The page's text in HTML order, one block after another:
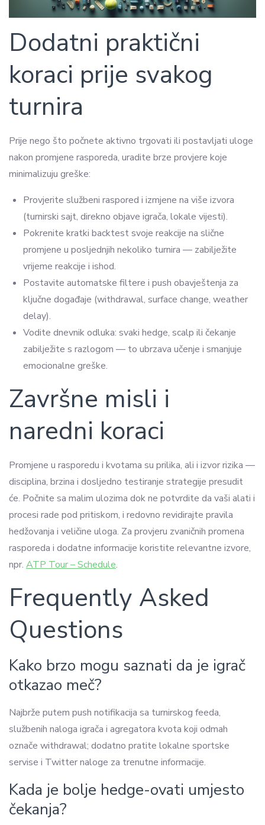
Dodatni praktični
koraci prije svakog
turnira
Prije nego što počnete aktivno trgovati ili postavljati uloge
nakon promjene rasporeda, uradite brze provjere koje
minimalizuju greške:
Provjerite službeni raspored i izmjene na više izvora
(turnirski sajt, direkno objave igrača, lokale vijesti).
Pokrenite kratki backtest svoje reakcije na slične
promjene u posljednjih nekoliko turnira — zabilježite
vrijeme reakcije i ishod.
Postavite automatske filtere i push obavještenja za
ključne događaje (withdrawal, surface change, weather
delay).
Vodite dnevnik odluka: svaki hedge, scalp ili čekanje
zabilježite s razlogom — to ubrzava učenje i smanjuje
emocionalne greške.
Završne misli i
naredni koraci
Promjene u rasporedu i kvotama su prilika, ali i izvor rizika —
disciplina, brzina i dosljedno testiranje strategije presudit
će. Počnite sa malim ulozima dok ne potvrdite da vaši alati i
procesi rade pod pritiskom, i redovno revidirajte pravila
hedžovanja i veličine uloga. Za provjeru zvaničnih promena
rasporeda i dodatne informacije koristite relevantne izvore,
npr. ATP Tour – Schedule.
Frequently Asked
Questions
Kako brzo mogu saznati da je igrač
otkazao meč?
Najbrže putem push notifikacija sa turnirskog feeda,
službenih naloga igrača i agregatora kvota koji odmah
označe withdrawal; dodatno pratite lokalne sportske
servise i Twitter naloge za trenutne informacije.
Kada je bolje hedge-ovati umjesto
čekanja?